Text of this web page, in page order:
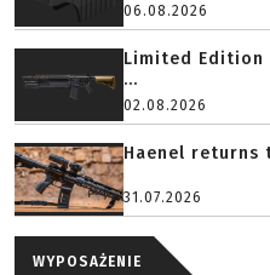
06.08.2026
Limited Edition
...
02.08.2026
Haenel returns
31.07.2026
WYPOSAŻENIE